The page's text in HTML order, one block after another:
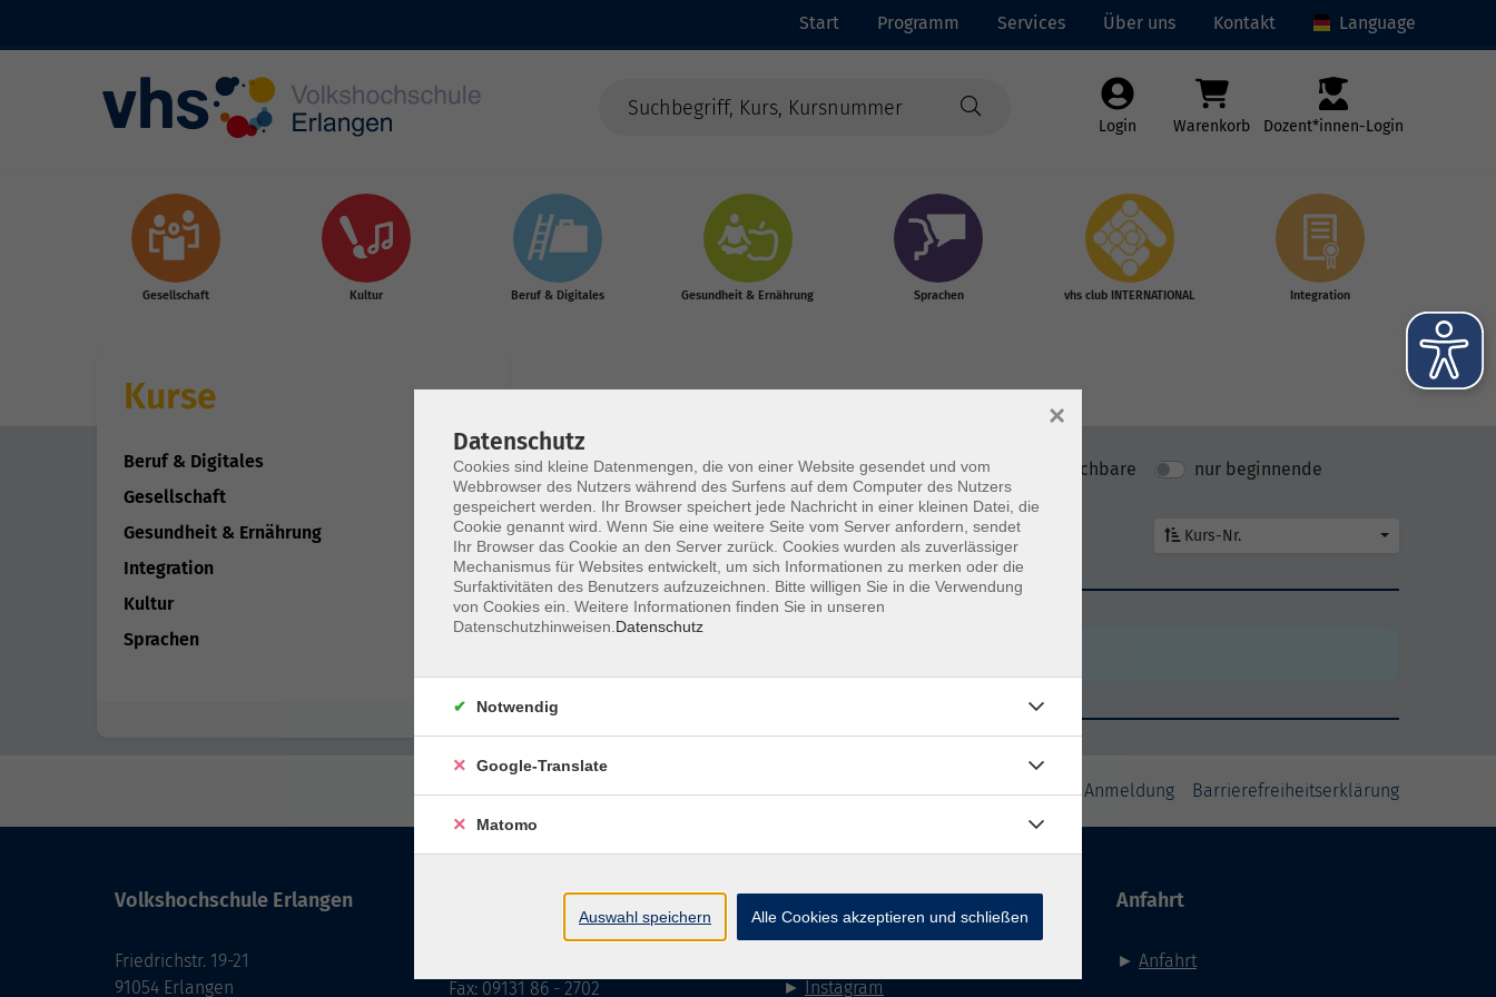
Start Programm Services Über uns Kontakt Language
Login Warenkorb Dozent*innen-Login
Gesellschaft Kultur Beruf & Digitales Gesundheit & Ernährung Sprachen vhs club INTERNATIONAL Integration
Kurse
Beruf & Digitales
Gesellschaft
Gesundheit & Ernährung
Integration
Kultur
Sprachen
Wochentage Tageszeit nur buchbare nur beginnende
Kurs-Nr.
mehr laden
Impressum AGB Datenschutzerklärung Datenschutzhinweise zur Anmeldung Barrierefreiheitserklärung
Volkshochschule Erlangen
Friedrichstr. 19-21
91054 Erlangen
Fax: 09131 86 - 2702
Social Media
► Instagram
Anfahrt
► Anfahrt
Datenschutz
Cookies sind kleine Datenmengen, die von einer Website gesendet und vom
Webbrowser des Nutzers während des Surfens auf dem Computer des Nutzers
gespeichert werden. Ihr Browser speichert jede Nachricht in einer kleinen Datei, die
Cookie genannt wird. Wenn Sie eine weitere Seite vom Server anfordern, sendet
Ihr Browser das Cookie an den Server zurück. Cookies wurden als zuverlässiger
Mechanismus für Websites entwickelt, um sich Informationen zu merken oder die
Surfaktivitäten des Benutzers aufzuzeichnen. Bitte willigen Sie in die Verwendung
von Cookies ein. Weitere Informationen finden Sie in unseren
Datenschutzhinweisen. Datenschutz
×
Notwendig
Google-Translate
Matomo
Auswahl speichern Alle Cookies akzeptieren und schließen